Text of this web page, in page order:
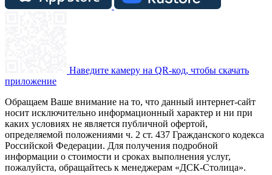
Наведите камеру на QR-код, чтобы скачать
приложение
Обращаем Ваше внимание на то, что данный интернет-сайт
носит исключительно информационный характер и ни при
каких условиях не является публичной офертой,
определяемой положениями ч. 2 ст. 437 Гражданского кодекса
Российской Федерации. Для получения подробной
информации о стоимости и сроках выполнения услуг,
пожалуйста, обращайтесь к менеджерам «ДСК-Столица».